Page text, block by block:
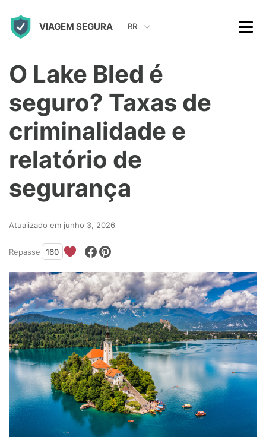
VIAGEM SEGURA BR
O Lake Bled é
seguro? Taxas de
criminalidade e
relatório de
segurança
Atualizado em junho 3, 2026
Repasse 160